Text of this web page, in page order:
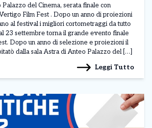
Palazzo del Cinema, serata finale con
Film Fest . Dopo un anno di proiezioni
al festival i migliori cortometraggi da tutto
23 settembre torna il grande evento finale
Dopo un anno di selezione e proiezioni il
dalla sala Astra di Anteo Palazzo del […]
Leggi Tutto